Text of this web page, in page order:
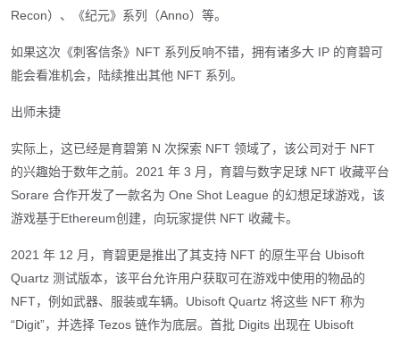
Recon）、《纪元》系列（Anno）等。
如果这次《刺客信条》NFT 系列反响不错，拥有诸多大 IP 的育碧可
能会看准机会，陆续推出其他 NFT 系列。
出师未捷
实际上，这已经是育碧第 N 次探索 NFT 领域了，该公司对于 NFT
的兴趣始于数年之前。2021 年 3 月，育碧与数字足球 NFT 收藏平台
Sorare 合作开发了一款名为 One Shot League 的幻想足球游戏，该
游戏基于Ethereum创建，向玩家提供 NFT 收藏卡。
2021 年 12 月，育碧更是推出了其支持 NFT 的原生平台 Ubisoft
Quartz 测试版本，该平台允许用户获取可在游戏中使用的物品的
NFT，例如武器、服装或车辆。Ubisoft Quartz 将这些 NFT 称为
“Digit”，并选择 Tezos 链作为底层。首批 Digits 出现在 Ubisoft